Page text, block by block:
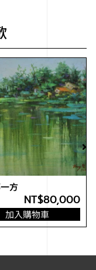
方
NT$80,000
加入購物車